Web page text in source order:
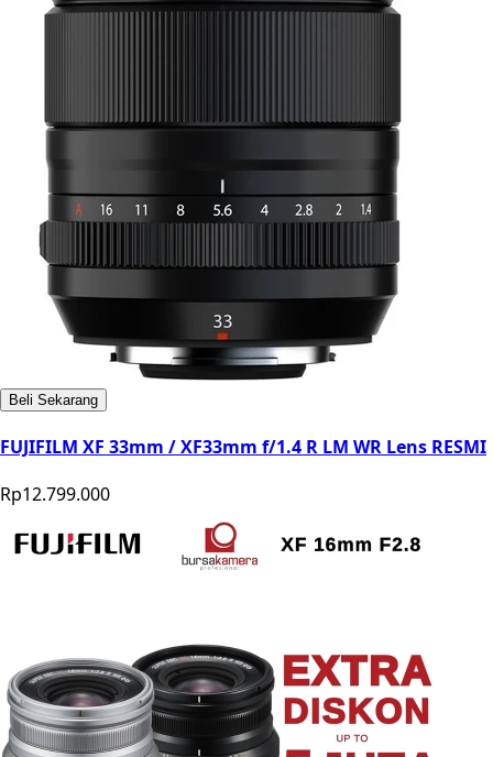
Beli Sekarang
FUJIFILM XF 33mm / XF33mm f/1.4 R LM WR Lens RESMI
Rp12.799.000